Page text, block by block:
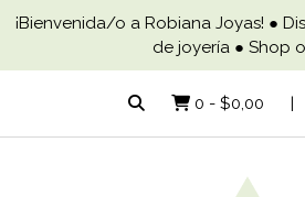
¡Bienvenida/o a Robiana Joyas! ●
de joyería ● Shop
0 - $0,00